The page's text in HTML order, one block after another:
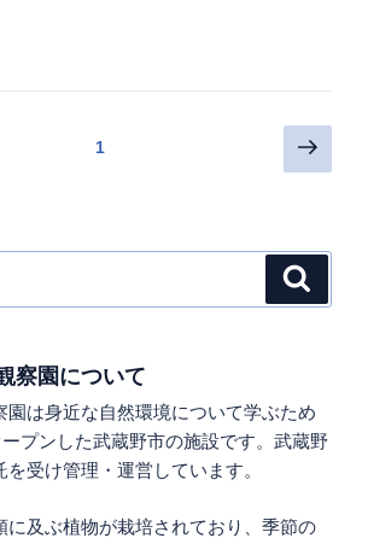
1
次
の
ジ
察園について
園は身近な自然環境について学ぶため
プンした武蔵野市の施設です。武蔵野
受け管理・運営しています。
に及ぶ植物が栽培されており、季節の